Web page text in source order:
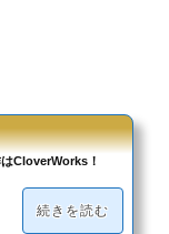
CloverWorks！
続きを読む